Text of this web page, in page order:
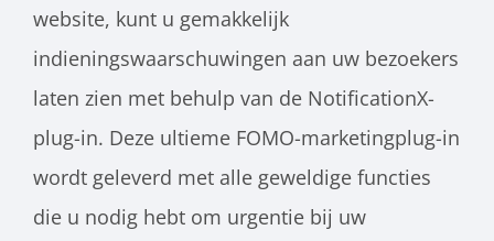
website, kunt u gemakkelijk
indieningswaarschuwingen aan uw bezoekers
laten zien met behulp van de NotificationX-
plug-in. Deze ultieme FOMO-marketingplug-in
wordt geleverd met alle geweldige functies
die u nodig hebt om urgentie bij uw